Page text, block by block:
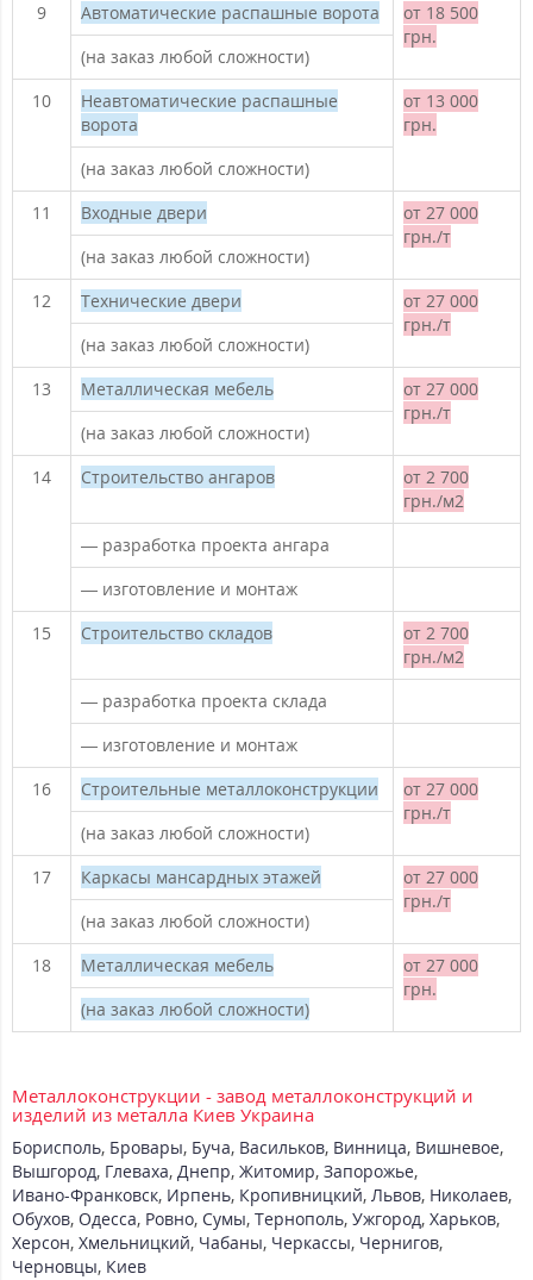
9
Автоматические распашные ворота
от 18 500
грн.
(на заказ любой сложности)
10
Неавтоматические распашные
ворота
от 13 000
грн.
(на заказ любой сложности)
11
Входные двери
от 27 000
грн./т
(на заказ любой сложности)
12
Технические двери
от 27 000
грн./т
(на заказ любой сложности)
13
Металлическая мебель
от 27 000
грн./т
(на заказ любой сложности)
14
Строительство ангаров
от 2 700
грн./м2
— разработка проекта ангара
— изготовление и монтаж
15
Строительство складов
от 2 700
грн./м2
— разработка проекта склада
— изготовление и монтаж
16
Строительные металлоконструкции
от 27 000
грн./т
(на заказ любой сложности)
17
Каркасы мансардных этажей
от 27 000
грн./т
(на заказ любой сложности)
18
Металлическая мебель
от 27 000
грн.
(на заказ любой сложности)
Металлоконструкции - завод металлоконструкций и
изделий из металла Киев Украина
Борисполь, Бровары, Буча, Васильков, Винница, Вишневое,
Вышгород, Глеваха, Днепр, Житомир, Запорожье,
Ивано-Франковск, Ирпень, Кропивницкий, Львов, Николаев,
Обухов, Одесса, Ровно, Сумы, Тернополь, Ужгород, Харьков,
Херсон, Хмельницкий, Чабаны, Черкассы, Чернигов,
Черновцы, Киев